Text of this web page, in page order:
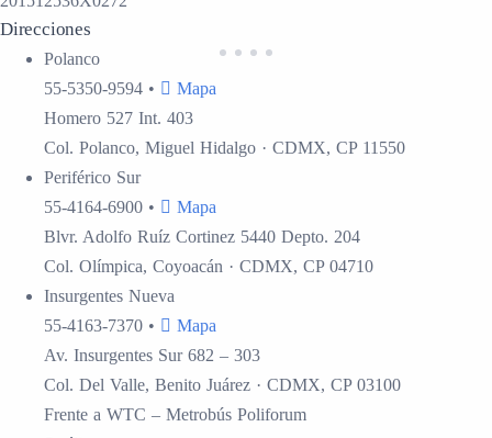
Direcciones
Polanco
55-5350-9594 •
Mapa
Homero 527 Int. 403
Col. Polanco, Miguel Hidalgo · CDMX, CP 11550
Periférico Sur
55-4164-6900 •
Mapa
Blvr. Adolfo Ruíz Cortinez 5440 Depto. 204
Col. Olímpica, Coyoacán · CDMX, CP 04710
Insurgentes Nueva
55-4163-7370 •
Mapa
Av. Insurgentes Sur 682 – 303
Col. Del Valle, Benito Juárez · CDMX, CP 03100
Frente a WTC – Metrobús Poliforum